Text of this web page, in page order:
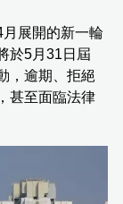
展開的新一輪
於5月31日屆
，逾期、拒絕
甚至面臨法律